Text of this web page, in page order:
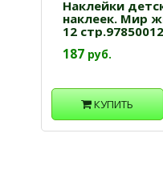
Наклейки
наклеек. Мир
12
187 руб.
КУПИТЬ